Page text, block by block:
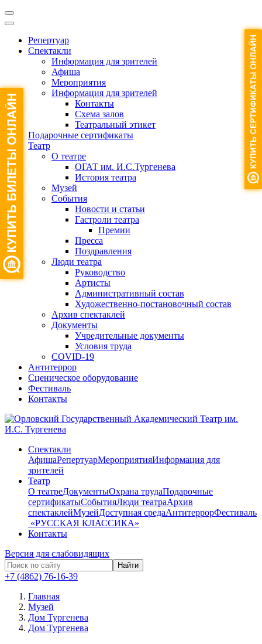
Репертуар
Спектакли
Информация для зрителей
Афиша
Мероприятия
Информация для зрителей
Контакты
Схема залов
Театральный этикет
Подарочные сертификаты
Театр
О театре
ОГАТ им. И.С.Тургенева
История театра
Музей
События
Новости и статьи
Гастроли театра
Премии
Пресса
Поздравления
Люди театра
Руководство
Артисты
Административный состав
Художественно-постановочный состав
Архив спектаклей
Документы
Учредительные документы
Условия труда
COVID-19
Антитеррор
Сценическое оборудование
Фестиваль
Контакты
Спектакли
АфишаРепертуарМероприятияИнформация для
зрителей
Театр
О театреДокументыОхрана трудаПодарочные
сертификатыСобытияЛюди театраАрхив
спектаклейМузейДоступная средаАнтитеррорФестиваль
​ «РУССКАЯ КЛАССИКА»
Контакты
Версия для слабовидящих
Найти
+7 (4862) 76-16-39
Главная
Музей
Дом Тургенева
Дом Тургенева